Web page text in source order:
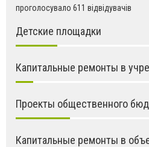
проголосувало 611 відвідувачів
Детские площадки
Капитальные ремонты в
Проекты общественного
Капитальные ремонты в